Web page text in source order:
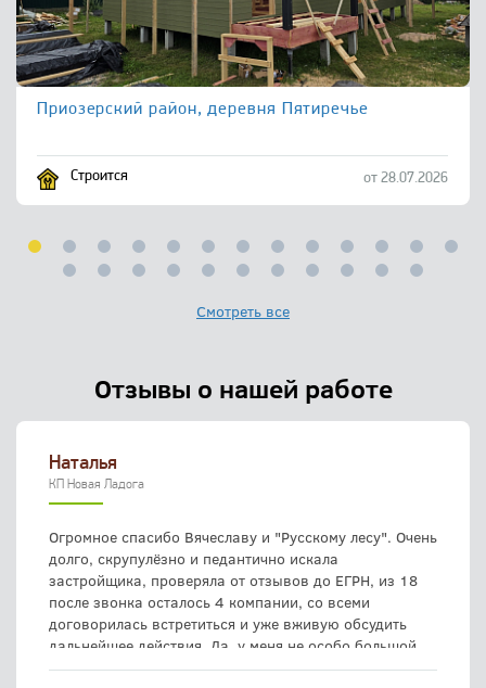
Приозерский район, деревня Пятиречье
Строится от 28.07.2026
Смотреть все
Отзывы о нашей работе
Наталья
КП Новая Ладога
Огромное спасибо Вячеславу и "Русскому лесу". Очень
долго, скрупулёзно и педантично искала
застройщика, проверяла от отзывов до ЕГРН, из 18
после звонка осталось 4 компании, со всеми
договорилась встретиться и уже вживую обсудить
дальнейшее действия. Да, у меня не особо большой
проект, не так дорого он стоит, но что меня удивило в